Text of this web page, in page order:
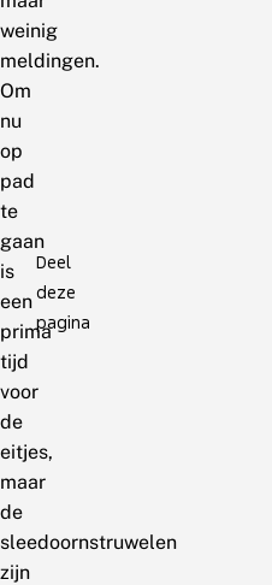
weinig
meldingen.
Om
nu
op
pad
te
gaan
is
een
prima
tijd
voor
de
eitjes,
maar
de
sleedoornstruwelen
zijn
Deel
deze
pagina